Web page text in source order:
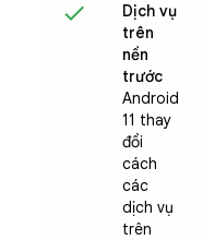
Dịch vụ
trên
nền
trước
Android
11 thay
đổi
cách
các
dịch vụ
trên